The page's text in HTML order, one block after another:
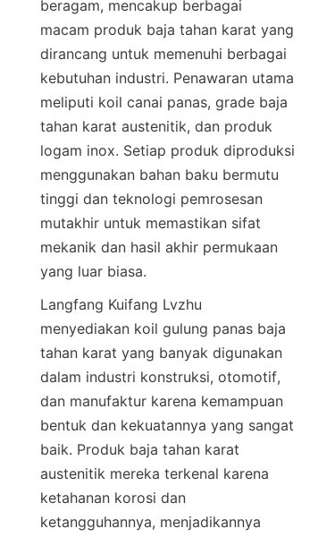
beragam, mencakup berbagai
macam produk baja tahan karat yang
dirancang untuk memenuhi berbagai
kebutuhan industri. Penawaran utama
meliputi koil canai panas, grade baja
tahan karat austenitik, dan produk
logam inox. Setiap produk diproduksi
menggunakan bahan baku bermutu
tinggi dan teknologi pemrosesan
mutakhir untuk memastikan sifat
mekanik dan hasil akhir permukaan
Langfang Kuifang Lvzhu
menyediakan koil gulung panas baja
tahan karat yang banyak digunakan
dalam industri konstruksi, otomotif,
dan manufaktur karena kemampuan
bentuk dan kekuatannya yang sangat
baik. Produk baja tahan karat
austenitik mereka terkenal karena
ketahanan korosi dan
ketangguhannya, menjadikannya